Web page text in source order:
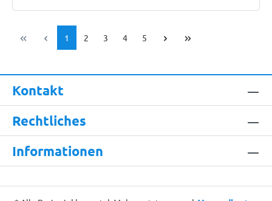
Seite
1 Seite
2 Seite
3 Seite
4 Seite
5
Kontakt
Rechtliches
Informationen